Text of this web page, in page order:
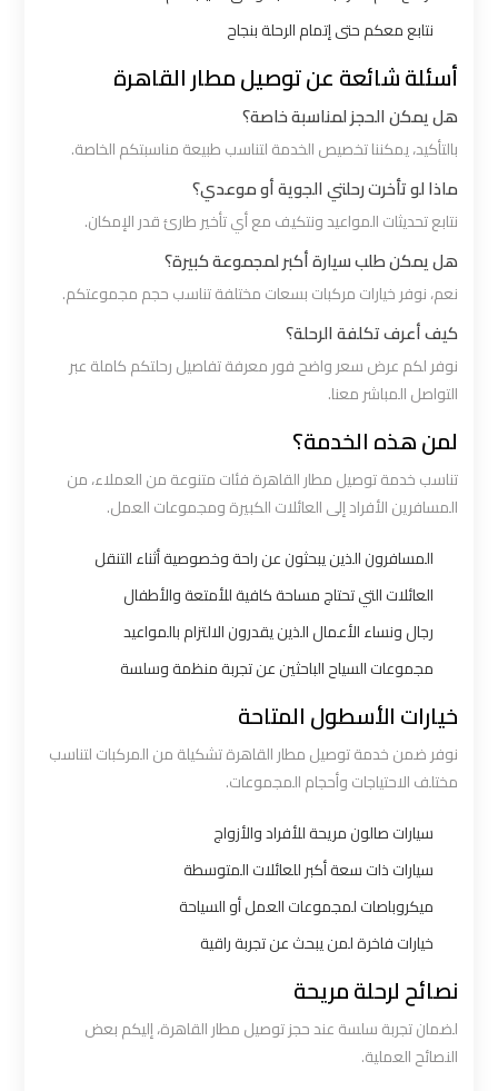
نتابع معكم حتى إتمام الرحلة بنجاح
أسئلة شائعة عن توصيل مطار القاهرة
هل يمكن الحجز لمناسبة خاصة؟
بالتأكيد، يمكننا تخصيص الخدمة لتناسب طبيعة مناسبتكم الخاصة.
ماذا لو تأخرت رحلتي الجوية أو موعدي؟
نتابع تحديثات المواعيد ونتكيف مع أي تأخير طارئ قدر الإمكان.
هل يمكن طلب سيارة أكبر لمجموعة كبيرة؟
نعم، نوفر خيارات مركبات بسعات مختلفة تناسب حجم مجموعتكم.
كيف أعرف تكلفة الرحلة؟
نوفر لكم عرض سعر واضح فور معرفة تفاصيل رحلتكم كاملة عبر
التواصل المباشر معنا.
لمن هذه الخدمة؟
تناسب خدمة توصيل مطار القاهرة فئات متنوعة من العملاء، من
المسافرين الأفراد إلى العائلات الكبيرة ومجموعات العمل.
المسافرون الذين يبحثون عن راحة وخصوصية أثناء التنقل
العائلات التي تحتاج مساحة كافية للأمتعة والأطفال
رجال ونساء الأعمال الذين يقدرون الالتزام بالمواعيد
مجموعات السياح الباحثين عن تجربة منظمة وسلسة
خيارات الأسطول المتاحة
نوفر ضمن خدمة توصيل مطار القاهرة تشكيلة من المركبات لتناسب
مختلف الاحتياجات وأحجام المجموعات.
سيارات صالون مريحة للأفراد والأزواج
سيارات ذات سعة أكبر للعائلات المتوسطة
ميكروباصات لمجموعات العمل أو السياحة
خيارات فاخرة لمن يبحث عن تجربة راقية
نصائح لرحلة مريحة
لضمان تجربة سلسة عند حجز توصيل مطار القاهرة، إليكم بعض
النصائح العملية.
شركات
ليموزين
القاهرة
شركة
ليموزين
القاهرة
شركة
ليموزين
القاهرة
ليموزين
اسكندرية
القاهرة
الإسكندرية
ليموزين
الاسكندرية